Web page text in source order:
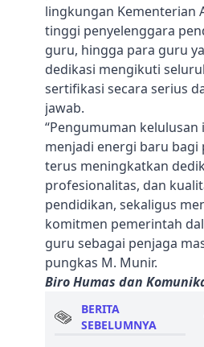
lingkungan Kementerian
tinggi penyelenggara
guru, hingga para guru
dedikasi mengikuti
sertifikasi secara serius
jawab.
“Pengumuman
menjadi energi baru
terus meningkatkan
profesionalitas, dan
pendidikan, sekaligus
komitmen pemerintah
guru sebagai penjaga
pungkas M. Munir.
Biro Humas dan
BERITA
SEBELUMNYA